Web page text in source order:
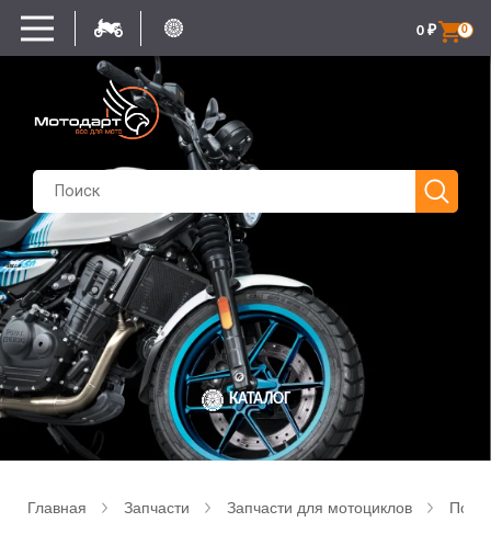
0
0 ₽
КАТАЛОГ
Главная Запчасти Запчасти для мотоциклов